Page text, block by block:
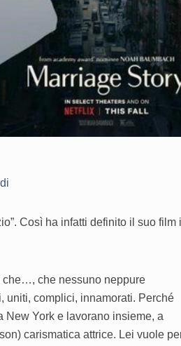
Così ha infatti definito il suo film il
che…, che nessuno neppure
complici, innamorati. Perché
New York e lavorano insieme, a
carismatica attrice. Lei vuole